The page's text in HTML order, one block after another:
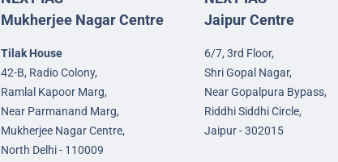
Mukherjee Nagar Centre
Tilak House
42-B, Radio Colony,
Ramlal Kapoor Marg,
Near Parmanand Marg,
Mukherjee Nagar Centre,
North Delhi - 110009
Jaipur Centre
6/7, 3rd Floor,
Shri Gopal Nagar,
Near Gopalpura Bypass,
Riddhi Siddhi Circle,
Jaipur - 302015